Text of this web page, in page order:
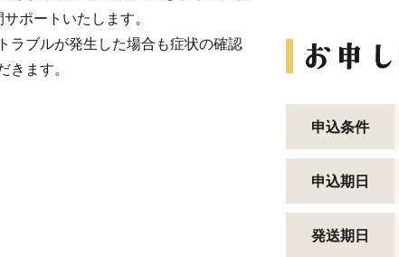
ポートいたします。
ラブルが発生した場合も症状の確認
きます。
申込条件
申込期日
発送期日